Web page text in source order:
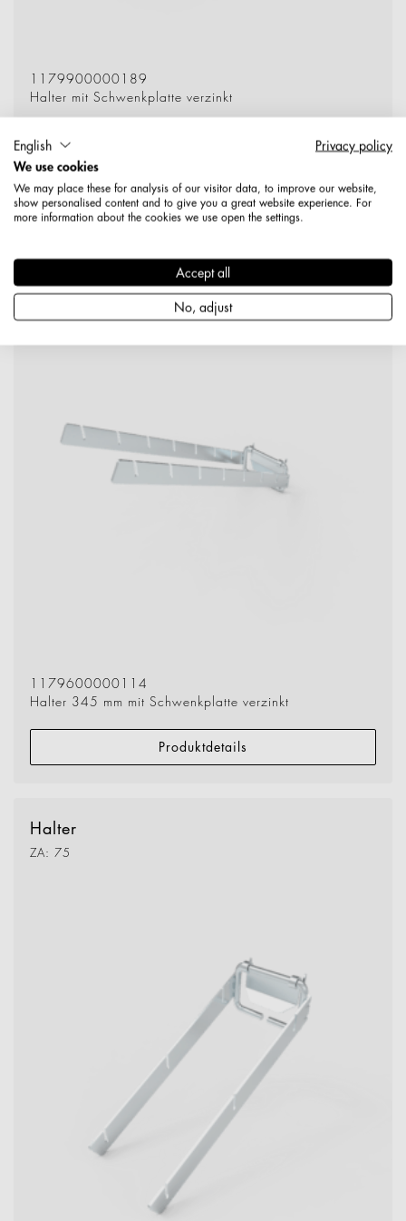
1179900000189
Halter mit Schwenkplatte verzinkt
Halter 345 mm
1179600000114
Halter 345 mm mit Schwenkplatte verzinkt
Produktdetails
Halter
ZA: 75
English
Privacy policy
We use cookies
We may place these for analysis of our visitor data, to improve our website,
show personalised content and to give you a great website experience. For
more information about the cookies we use open the settings.
Accept all
No, adjust